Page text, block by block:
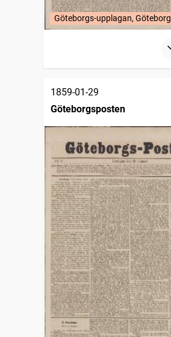
Göteborgs-upplagan, Göteborg
1859-01-29
Göteborgsposten